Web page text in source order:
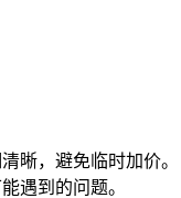
晰，避免临时加价。
遇到的问题。